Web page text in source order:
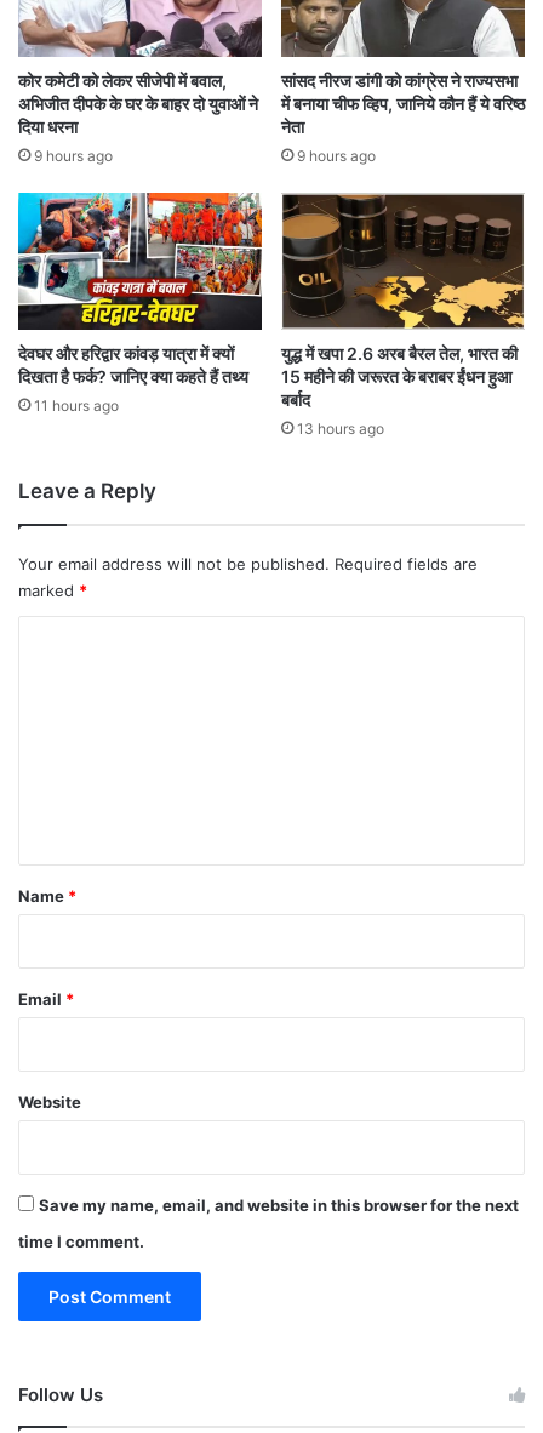
रा
नी
से
ना
हा
ई
ल
प
र
,
‘
बी
डू
डा
डू
के
हों
गे
ड
प्री
व्यू
कोर कमेटी को लेकर सीजेपी में बवाल,
अभिजीत दीपके के घर के बाहर दो युवाओं ने
दिया धरना
9 hours ago
सांसद नीरज डांगी को कांग्रेस ने राज्यसभा
में बनाया चीफ व्हिप, जानिये कौन हैं ये वरिष्ठ
नेता
9 hours ago
देवघर और हरिद्वार कांवड़ यात्रा में क्यों
दिखता है फर्क? जानिए क्या कहते हैं तथ्य
11 hours ago
युद्ध में खपा 2.6 अरब बैरल तेल, भारत की
15 महीने की जरूरत के बराबर ईंधन हुआ
बर्बाद
13 hours ago
Leave a Reply
Your email address will not be published. Required fields are
marked *
*
Name *
Email *
Website
Save my name, email, and website in this browser for the next
time I comment.
Follow Us